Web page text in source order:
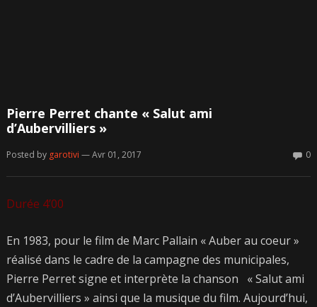
Pierre Perret chante « Salut ami
d’Aubervilliers »
Posted by garotivi — Avr 01, 2017 0
Durée 4’00
En 1983, pour le film de Marc Pallain « Auber au coeur »
réalisé dans le cadre de la campagne des municipales,
Pierre Perret signe et interprète la chanson « Salut ami
d’Aubervilliers » ainsi que la musique du film. Aujourd’hui,